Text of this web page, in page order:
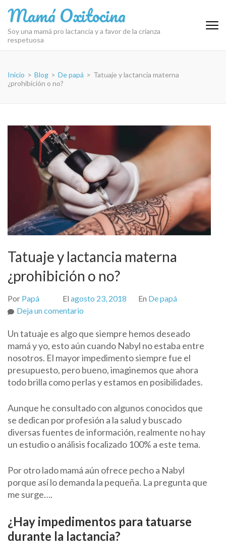
contenido
(presiona
Intro)
Mamá Oxitocina
Soy una mamá pro lactancia y a favor de la crianza
respetuosa
Inicio > Blog > De papá > Tatuaje y lactancia materna
¿prohibición o no?
Tatuaje y lactancia materna
¿prohibición o no?
Por Papá El agosto 23, 2018 En De papá
Deja un comentario
y
lactancia
materna
¿prohibición
o
Un tatuaje es algo que siempre hemos deseado
mamá y yo, esto aún cuando Nabyl no estaba entre
nosotros. El mayor impedimento siempre fue el
presupuesto, pero bueno, imaginemos que ahora
todo brilla como perlas y estamos en posibilidades.
Aunque he consultado con algunos conocidos que
se dedican por profesión a la salud y buscado
diversas fuentes de información, realmente no hay
un estudio o análisis focalizado 100% a este tema.
Por otro lado mamá aún ofrece pecho a Nabyl
porque así lo demanda la pequeña. La pregunta que
me surge….
¿Hay impedimentos para tatuarse
durante la lactancia?